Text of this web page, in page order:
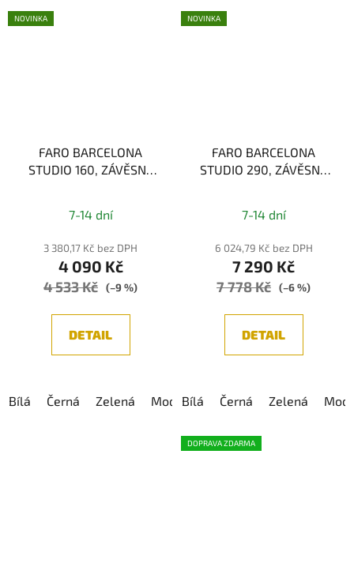
NOVINKA
FARO BARCELONA
STUDIO 160, ZÁVĚSNÉ
7-14 dní
3 380,17 Kč bez DPH
4 090 Kč
4 533 Kč (–9 %)
DETAIL
Bílá Černá Zelená Modrá Růžová
NOVINKA
FARO BARCELONA
STUDIO 290, ZÁVĚSNÉ
7-14 dní
6 024,79 Kč bez DPH
7 290 Kč
7 778 Kč (–6 %)
DETAIL
Bílá Černá Zelená
DOPRAVA ZDARMA